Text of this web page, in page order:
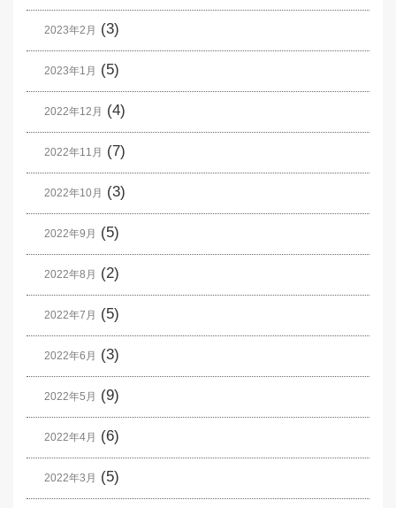
2023年2月 (3)
2023年1月 (5)
2022年12月 (4)
2022年11月 (7)
2022年10月 (3)
2022年9月 (5)
2022年8月 (2)
2022年7月 (5)
2022年6月 (3)
2022年5月 (9)
2022年4月 (6)
2022年3月 (5)